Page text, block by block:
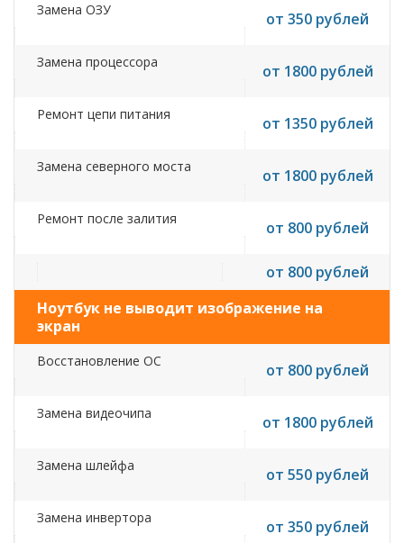
Замена ОЗУ от 350 рублей
Замена процессора от 1800 рублей
Ремонт цепи питания от 1350 рублей
Замена северного моста от 1800 рублей
Ремонт после залития от 800 рублей
от 800 рублей
Ноутбук не выводит изображение на
экран
Восстановление ОС от 800 рублей
Замена видеочипа от 1800 рублей
Замена шлейфа от 550 рублей
Замена инвертора от 350 рублей